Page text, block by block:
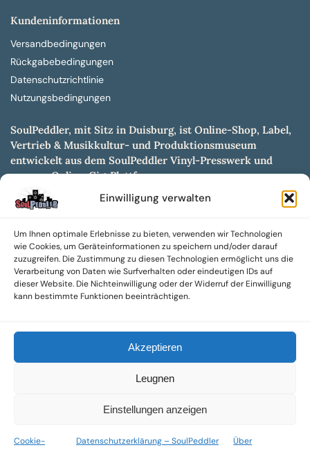
Einwilligung verwalten
Um Ihnen optimale Erlebnisse zu bieten, verwenden wir Technologien
wie Cookies, um Geräteinformationen zu speichern und/oder darauf
zuzugreifen. Die Zustimmung zu diesen Technologien ermöglicht uns die
Verarbeitung von Daten wie Surfverhalten oder eindeutigen IDs auf
dieser Website. Die Nichteinwilligung oder der Widerruf der Einwilligung
kann bestimmte Funktionen beeinträchtigen.
Akzeptieren
Leugnen
Einstellungen anzeigen
Cookie- Datenschutzerklärung – SoulPeddler Über
Kundeninformationen
Versandbedingungen
Rückgabebedingungen
Datenschutzrichtlinie
Nutzungsbedingungen
SoulPeddler, mit Sitz in Duisburg, ist Online-Shop, Label,
Vertrieb & Musikkultur- und Produktionsmuseum
entwickelt aus dem SoulPeddler Vinyl-Presswerk und
unserer Online-Gig-Plattform.
Wir bieten eine breite Auswahl an sowohl hochgradig
sammelwürdigen als auch Mainstream-Titeln und -Formaten auf
Vinyl, CD und weiteren Medien.
Sowohl neue als auch gebrauchte, nach Zustand bewertete
Tonträger sind aus unserem Archiv mit über 300.000
Titeln erhältlich.
SoulPeddler Mailorder, Records & Vinyl Production – DUBOX –
Nettirock – Nice Guy Records – MOVA Museum of Vinyl Arts
© 2025 SoulPeddler GmbH®